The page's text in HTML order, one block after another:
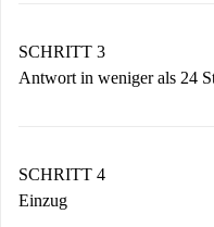
Denk daran, dass wir
Vermieter zustimmt.
SCHRITT 3
Antwort in weniger als 24
stellen den Kontakt her.
Wenn der Vermieter
SCHRITT 4
Einzug